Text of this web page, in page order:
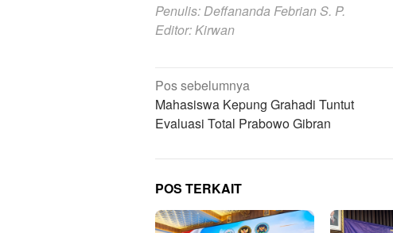
Penulis: Deffananda Febrian S. P.
Editor: Kirwan
Navigasi
pos
Pos sebelumnya
Mahasiswa Kepung Grahadi Tuntut
Evaluasi Total Prabowo Gibran
POS TERKAIT